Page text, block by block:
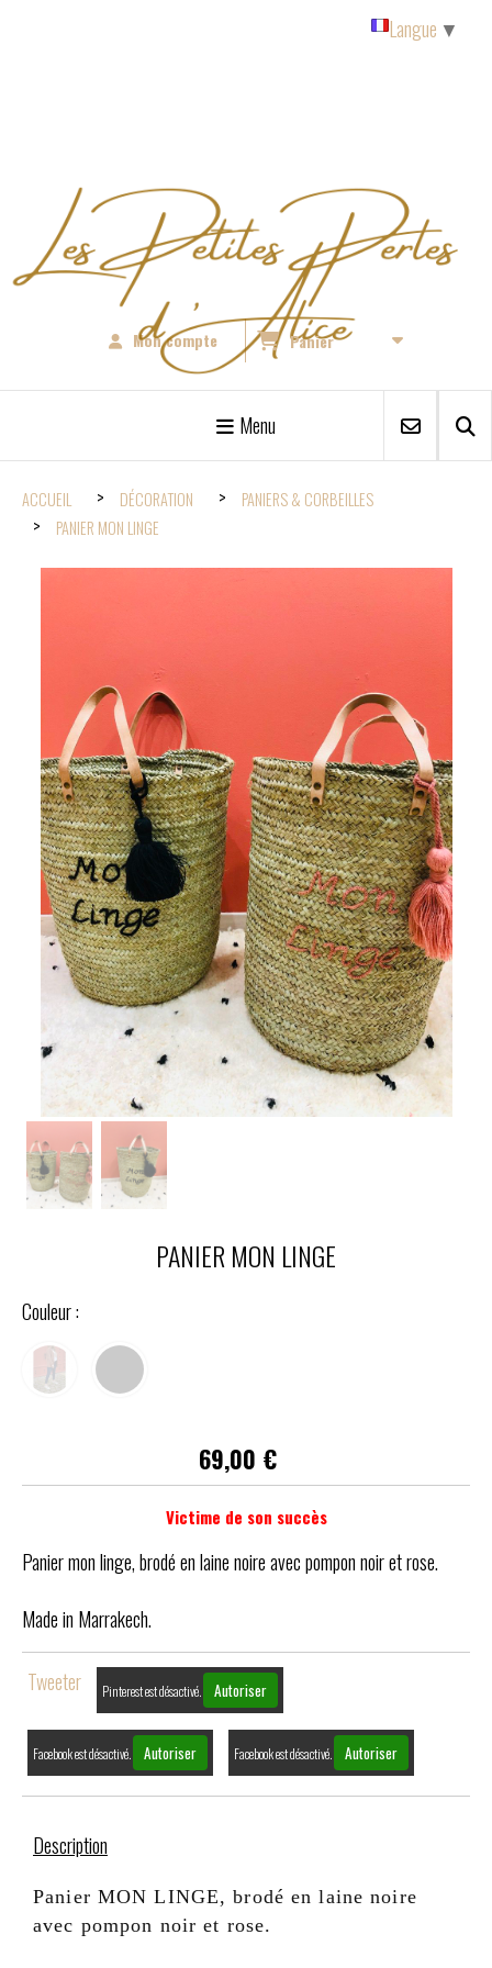
Mon compte Panier
Menu
ACCUEIL DÉCORATION
PANIERS & CORBEILLES
PANIER MON LINGE
PANIER MON LINGE
Couleur :
69,00 €
Victime de son succès
Panier mon linge, brodé en laine noire avec pompon noir et rose.
Made in Marrakech.
Tweeter Pinterest est désactivé. Autoriser
Facebook est désactivé. Autoriser Facebook est désactivé. Autoriser
Description
Panier MON LINGE, brodé en laine noire
avec pompon noir et rose.
Langue ▼